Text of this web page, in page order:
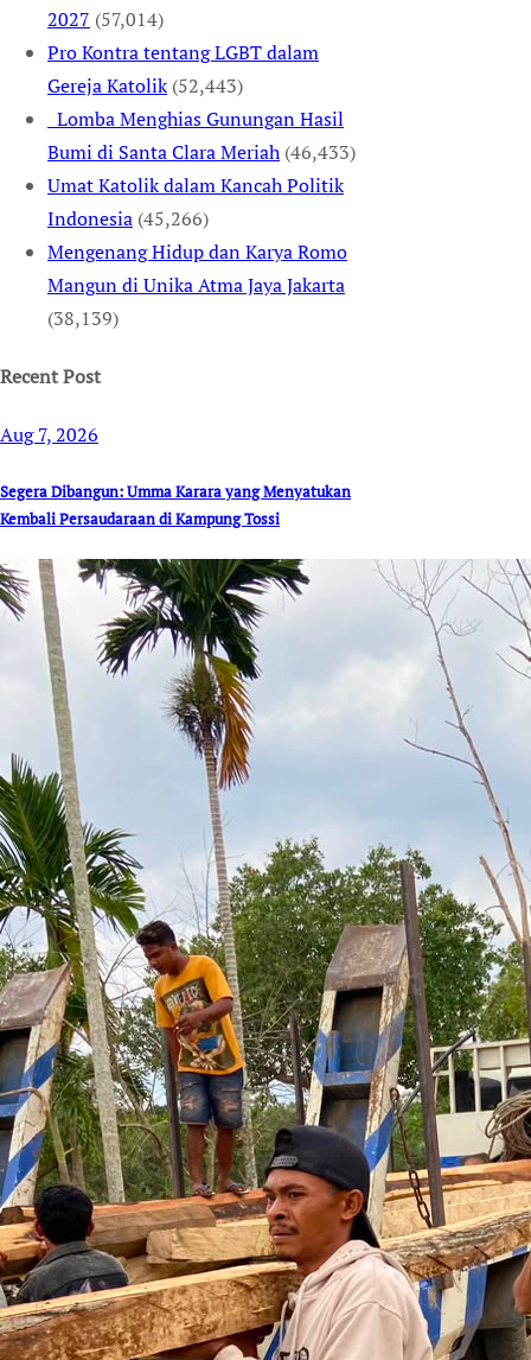
2027 (57,014)
Pro Kontra tentang LGBT dalam
Gereja Katolik (52,443)
Lomba Menghias Gunungan Hasil
Bumi di Santa Clara Meriah (46,433)
Umat Katolik dalam Kancah Politik
Indonesia (45,266)
Mengenang Hidup dan Karya Romo
Mangun di Unika Atma Jaya Jakarta
(38,139)
Recent Post
Aug 7, 2026
Segera Dibangun: Umma Karara yang Menyatukan
Kembali Persaudaraan di Kampung Tossi